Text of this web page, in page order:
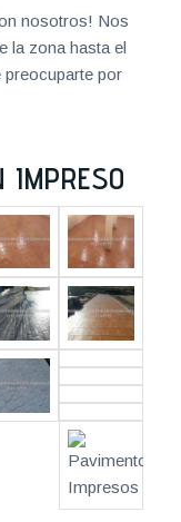
nosotros! Nos
la zona hasta el
preocuparte por
IMPRESO